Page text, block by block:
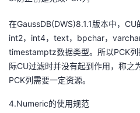
在GaussDB(DWS)8.1.1版本中，
int2，int4，text，bpchar，
timestamptz数据类型。所以PCK
际CU过滤时并没有起到作用，称之
PCK列需要一定资源。
4.Numeric的使用规范